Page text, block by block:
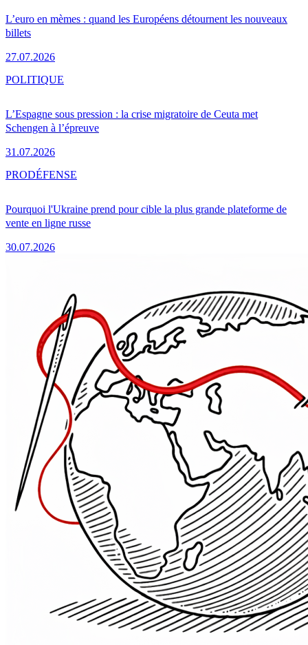
L’euro en mèmes : quand les Européens détournent les nouveaux
billets
27.07.2026
L’Espagne sous pression : la crise migratoire de Ceuta met
Schengen à l’épreuve
31.07.2026
POLITIQUE
Pourquoi l'Ukraine prend pour cible la plus grande plateforme de
vente en ligne russe
30.07.2026
PRODÉFENSE